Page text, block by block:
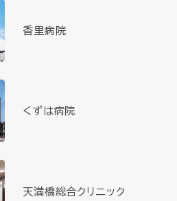
香里病院
くずは病院
天満橋総合クリニック